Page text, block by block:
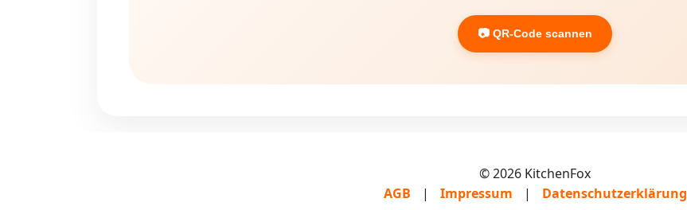
📷 QR-Code scannen
© 2026 KitchenFox
AGB
| Impressum | Datenschutzerklärung